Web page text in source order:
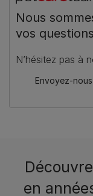
Nous
vos questions
N’hésitez pas à
Envoyez-
en